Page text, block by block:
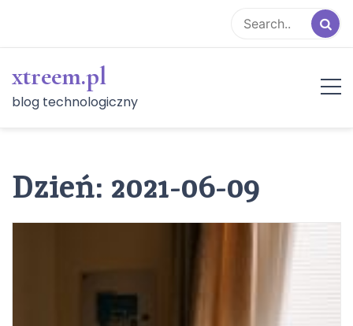
content
xtreem.pl
blog technologiczny
Dzień: 2021-06-09